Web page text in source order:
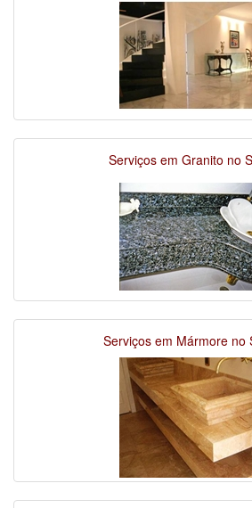
Serviços em Granito no
Serviços em Mármore no